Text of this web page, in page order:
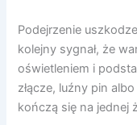
Podejrzenie
kolejny sygnał, że
oświetleniem i
złącze, luźny pin
kończą się na jednej